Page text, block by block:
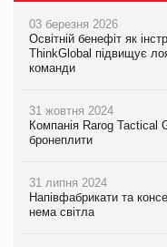
03 березня 2026
Освітній бенефіт як
ThinkGlobal підвищує
команди
31 жовтня 2024
Компанія Rarog Tactical
бронеплити
31 липня 2024
Напівфабрикати та
нема світла